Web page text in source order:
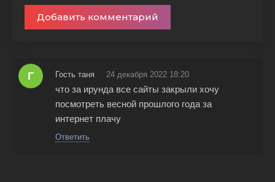
Добавить комментарий
Г Гость таня 24 декабря 2022 18:20
что за ирунда все сайты закрыли хочу
посмотреть весной прошлого года за
интернет плачу
Ответить